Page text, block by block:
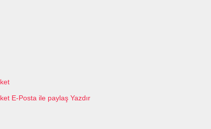
E-Posta ile paylaş Yazdır